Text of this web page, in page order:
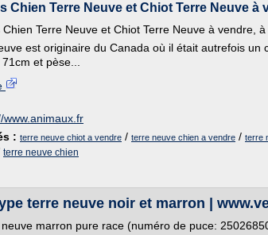
Chien Terre Neuve et Chiot Terre Neuve à
Chien Terre Neuve et Chiot Terre Neuve à vendre,
est originaire du Canada où il était autrefois un
et pèse...
www.animaux.fr
: terre neuve chiot a vendre / terre neuve chien a vendre / terre
terre neuve chien
terre neuve noir et marron |
marron pure race (numéro de puce: